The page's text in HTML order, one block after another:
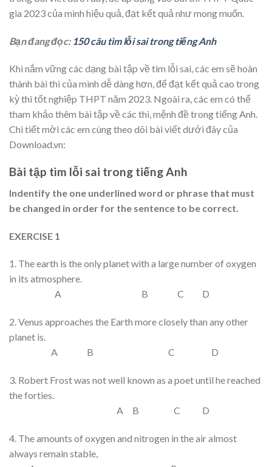
gia 2023của mình hiệu quả, đạt kết quả như mong muốn.
Bạn đang đọc: 150 câu tìm lỗi sai trong tiếng Anh
Khi nắm vững các dạng bài tập về tìm lỗi sai, các em sẽ hoàn
thành bài thi của mình dễ dàng hơn, để đạt kết quả cao trong
kỳ thi tốt nghiệp THPT năm 2023. Ngoài ra, các em có thể
tham khảo thêm bài tập về các thì, mệnh đề trong tiếng Anh.
Chi tiết mời các em cùng theo dõi bài viết dưới đây của
Download.vn:
Bài tập tìm lỗi sai trong tiếng Anh
Indentify the one underlined word or phrase that must
be changed in order for the sentence to be correct.
EXERCISE 1
1. The earth is theonly planet with a largenumberofoxygen
in its atmosphere.
A B C D
2. Venus approaches the Earth more closely than any other
planet is.
A B C D
3. Robert Frost was not well known as a poetuntil hereached
theforties.
A B C D
4. The amounts ofoxygen and nitrogen in the airalmost
always remain stable,